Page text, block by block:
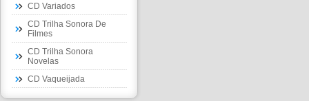
CD Variados
CD Trilha Sonora De
Filmes
CD Trilha Sonora
Novelas
CD Vaqueijada